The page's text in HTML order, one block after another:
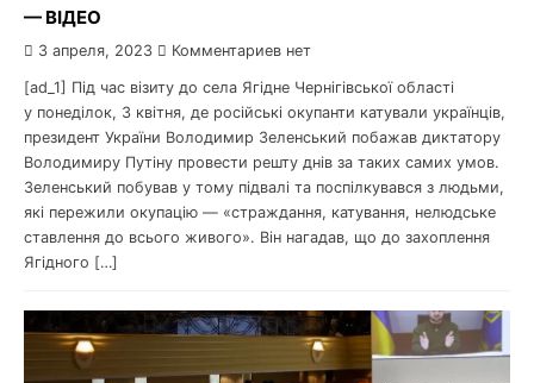
— ВІДЕО
3 апреля, 2023 Комментариев нет
[ad_1] Під час візиту до села Ягідне Чернігівської області
у понеділок, 3 квітня, де російські окупанти катували українців,
президент України Володимир Зеленський побажав диктатору
Володимиру Путіну провести решту днів за таких самих умов.
Зеленський побував у тому підвалі та поспілкувався з людьми,
які пережили окупацію — «страждання, катування, нелюдське
ставлення до всього живого». Він нагадав, що до захоплення
Ягідного […]